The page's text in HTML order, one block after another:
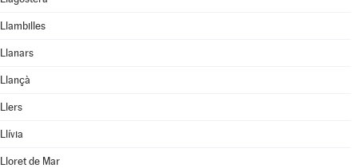
Llambilles
Llanars
Llançà
Llers
Llívia
Lloret de Mar